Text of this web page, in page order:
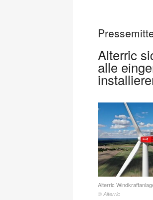
Alterric
alle
Alterric
© Alterric